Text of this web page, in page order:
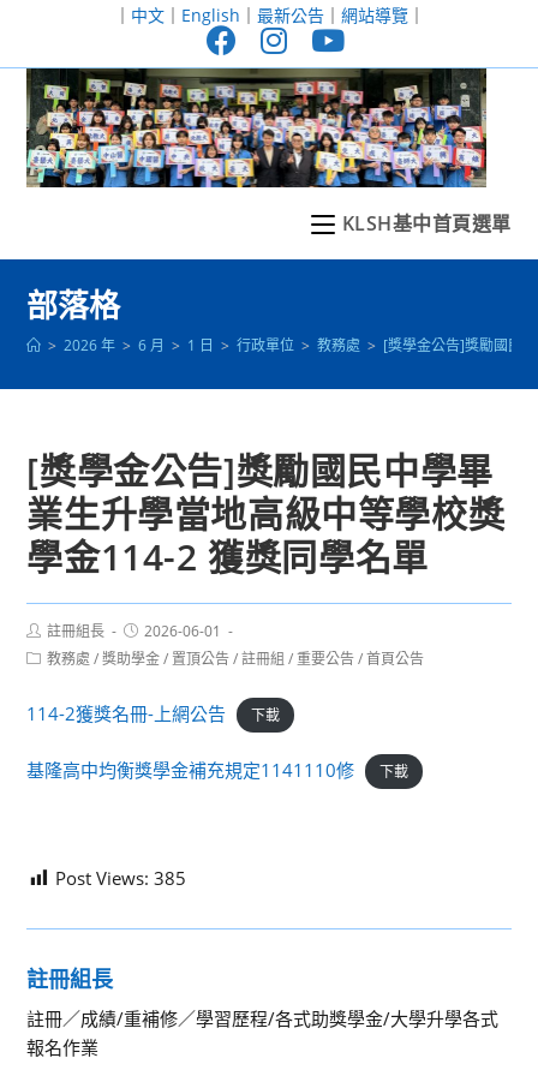
至
｜ 中文｜ English ｜ 最新公告｜ 網站導覽｜
KLSH基中首頁選單
部落格
> 2026 年 > 6 月 > 1 日 > 行政單位 > 教務處 > [獎學金公告]獎勵國民
[獎學金公告]獎勵國民中學畢
業生升學當地高級中等學校獎
學金114-2 獲獎同學名單
Post
author:
註冊組長
Post
published:
2026-06-01
Post教務處 / 獎助學金 / 置頂公告 / 註冊組 / 重要公告 / 首頁公告
114-2獲獎名冊-上網公告 下載
基隆高中均衡獎學金補充規定1141110修 下載
Post Views: 385
註冊組長
註冊／成績/重補修／學習歷程/各式助獎學金/大學升學各式
報名作業